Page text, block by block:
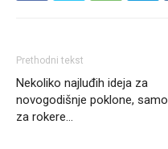
Prethodni tekst
Nekoliko najluđih ideja za
novogodišnje poklone, samo
za rokere…